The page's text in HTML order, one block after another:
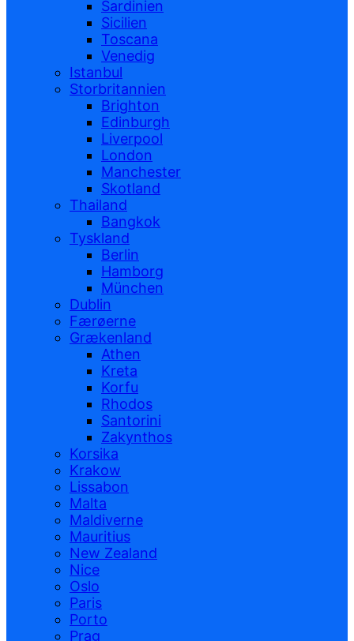
Sardinien
Sicilien
Toscana
Venedig
Istanbul
Storbritannien
Brighton
Edinburgh
Liverpool
London
Manchester
Skotland
Thailand
Bangkok
Tyskland
Berlin
Hamborg
München
Dublin
Færøerne
Grækenland
Athen
Kreta
Korfu
Rhodos
Santorini
Zakynthos
Korsika
Krakow
Lissabon
Malta
Maldiverne
Mauritius
New Zealand
Nice
Oslo
Paris
Porto
Prag